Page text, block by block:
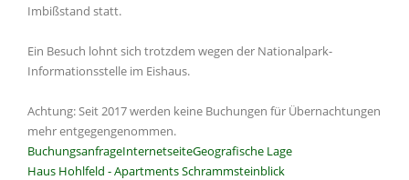
Imbißstand statt.
Ein Besuch lohnt sich trotzdem wegen der Nationalpark-
Informationsstelle im Eishaus.
Achtung: Seit 2017 werden keine Buchungen für Übernachtungen
mehr entgegengenommen.
BuchungsanfrageInternetseiteGeografische Lage
Haus Hohlfeld - Apartments Schrammsteinblick